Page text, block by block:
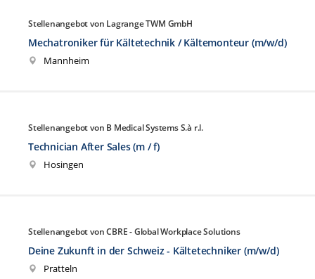
Stellenangebot von Lagrange TWM GmbH
Mechatroniker für Kältetechnik / Kältemonteur (m/w/d)
Mannheim
Stellenangebot von B Medical Systems S.à r.l.
Technician After Sales (m / f)
Hosingen
Stellenangebot von CBRE - Global Workplace Solutions
Deine Zukunft in der Schweiz - Kältetechniker (m/w/d)
Pratteln